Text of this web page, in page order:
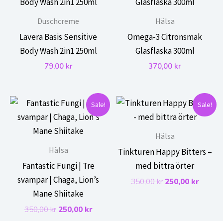
Duschcreme
Lavera Basis Sensitive
Body Wash 2in1 250ml
79,00 kr
Hälsa
Omega-3 Citronsmak
Glasflaska 300ml
370,00 kr
Sale!
Hälsa
Fantastic Fungi | Tre
svampar | Chaga, Lion’s
Mane Shiitake
350,00kr Det
250,00 krDet
Sale!
Hälsa
Tinkturen Happy Bitters –
med bittra örter
350,00kr Det
250,00 krDet